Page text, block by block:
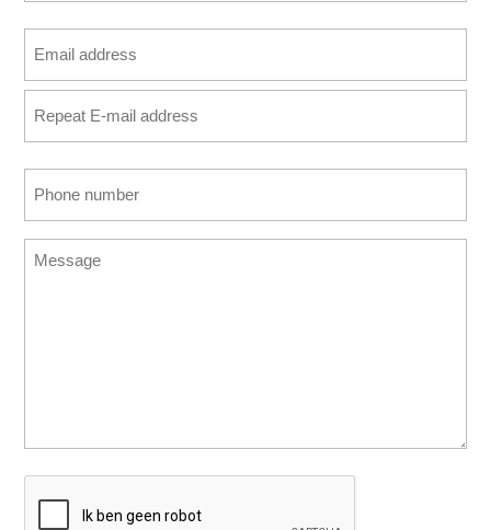
Email
Email
(Required)
Message